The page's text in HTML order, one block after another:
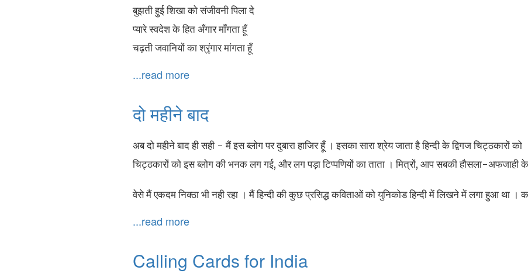
बुझती हुई शिखा को संजीवनी पिला दे
प्यारे स्वदेश के हित अँगार माँगता हूँ
चढ़ती जवानियों का श्रृंगार मांगता हूँ
...read more
दो महीने बाद
अब दो महीने बाद ही सही - मैं इस ब्लोग पर दुबारा हाजिर हूँ । इसका सारा श्रेय जाता है हिन्दी के द्विगज चिट्ठकारों को
चिट्ठकारों को इस ब्लोग की भनक लग गई, और लग पड़ा टिप्पणियों का ताता । मित्रों, आप सबकी हौसला-अफजाही
वेसे मैं एकदम निक्ठा भी नही रहा । मैं हिन्दी की कुछ प्रसिद्ध कविताओं को युनिकोड हिन्दी में लिखने में लगा हुआ था ।
...read more
Calling Cards for India